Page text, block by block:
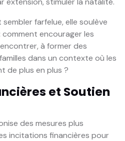
farfelue, elle soulève
encourager les
à former des
dans un contexte où les
de plus en plus ?
et Soutien
des mesures plus
incitations financières pour